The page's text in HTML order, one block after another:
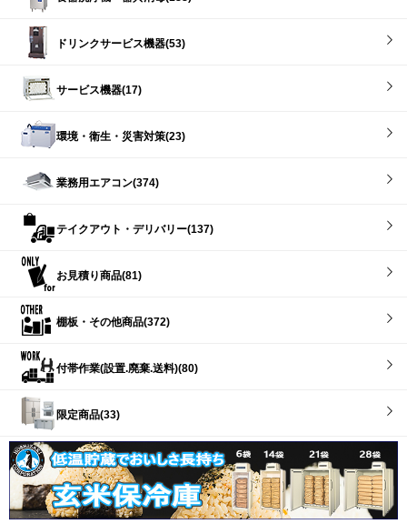
ドリンクサービス機器(53)
サービス機器(17)
環境・衛生・災害対策(23)
業務用エアコン(374)
テイクアウト・デリバリー(137)
お見積り商品(81)
棚板・その他商品(372)
付帯作業(設置.廃棄.送料)(80)
限定商品(33)